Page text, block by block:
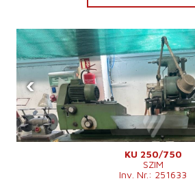
‹
KU 250/750
SZIM
Inv. Nr.: 251633